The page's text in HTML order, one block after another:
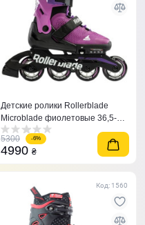
Детские ролики Rollerblade
Microblade фиолетовые 36,5-
40,5
5300
-6%
4990 ₴
Код: 1560